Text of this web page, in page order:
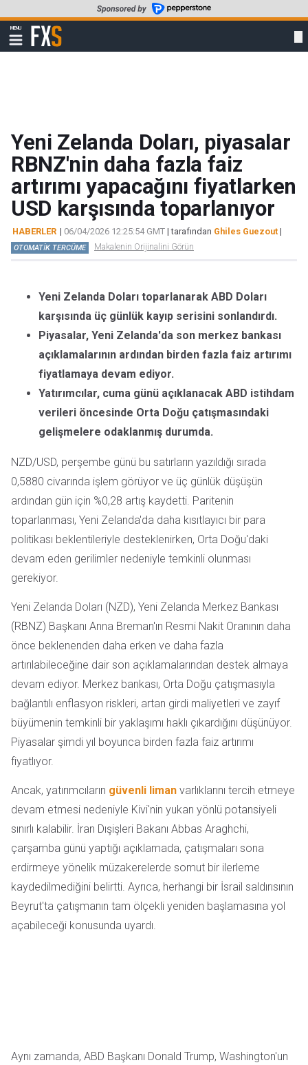
to
main
content
MENU
Show
navigation
FXStreet
Yeni Zelanda Doları, piyasalar
RBNZ'nin daha fazla faiz
artırımı yapacağını fiyatlarken
USD karşısında toparlanıyor
HABERLER | 06/04/2026 12:25:54 GMT | tarafından Ghiles Guezout |
OTOMATİK TERCÜME Makalenin Orijinalini Görün
Yeni Zelanda Doları toparlanarak ABD Doları
karşısında üç günlük kayıp serisini sonlandırdı.
Piyasalar, Yeni Zelanda'da son merkez bankası
açıklamalarının ardından birden fazla faiz artırımı
fiyatlamaya devam ediyor.
Yatırımcılar, cuma günü açıklanacak ABD istihdam
verileri öncesinde Orta Doğu çatışmasındaki
gelişmelere odaklanmış durumda.
NZD/USD, perşembe günü bu satırların yazıldığı sırada
0,5880 civarında işlem görüyor ve üç günlük düşüşün
ardından gün için %0,28 artış kaydetti. Paritenin
toparlanması, Yeni Zelanda'da daha kısıtlayıcı bir para
politikası beklentileriyle desteklenirken, Orta Doğu'daki
devam eden gerilimler nedeniyle temkinli olunması
gerekiyor.
Yeni Zelanda Doları (NZD), Yeni Zelanda Merkez Bankası
(RBNZ) Başkanı Anna Breman'ın Resmi Nakit Oranının daha
önce beklenenden daha erken ve daha fazla
artırılabileceğine dair son açıklamalarından destek almaya
devam ediyor. Merkez bankası, Orta Doğu çatışmasıyla
bağlantılı enflasyon riskleri, artan girdi maliyetleri ve zayıf
büyümenin temkinli bir yaklaşımı haklı çıkardığını düşünüyor.
Piyasalar şimdi yıl boyunca birden fazla faiz artırımı
fiyatlıyor.
Ancak, yatırımcıların güvenli liman varlıklarını tercih etmeye
devam etmesi nedeniyle Kivi'nin yukarı yönlü potansiyeli
sınırlı kalabilir. İran Dışişleri Bakanı Abbas Araghchi,
çarşamba günü yaptığı açıklamada, çatışmaları sona
erdirmeye yönelik müzakerelerde somut bir ilerleme
kaydedilmediğini belirtti. Ayrıca, herhangi bir İsrail saldırısının
Beyrut'ta çatışmanın tam ölçekli yeniden başlamasına yol
açabileceği konusunda uyardı.
Aynı zamanda, ABD Başkanı Donald Trump, Washington'un